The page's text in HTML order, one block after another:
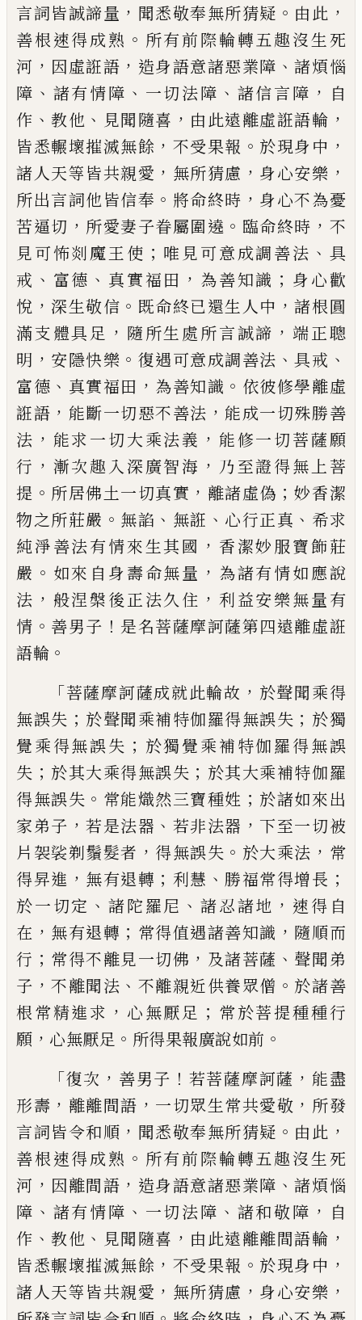
言詞皆誠諦量 ， 聞悉敬奉無所猜疑 。 由此 ，
善根速得成熟 。 所有前際輪轉五趣沒生死
河 ， 因虛誑語 ， 造身語意諸惡業障 、諸煩惱
障 、 諸有情障 、 一切法障 、 諸信言障 ， 自
作 、教他 、 見聞隨喜 ， 由此遠離虛誑語輪 ，
皆悉輾壞摧滅無餘 ， 不受果報 。 於現身中 ，
諸人天等皆共親愛 ， 無所猜慮 ， 身心安樂 ，
所出言詞他皆信奉 。 將命終時 ， 身心不為憂
苦逼切 ， 所愛妻子眷屬圍遶 。 臨命終時 ， 不
見可怖剡魔王使 ； 唯 見可意成調善法 、 具
戒 、 富德 、 真實福田 ， 為善知識 ； 身心歡
悅 ， 深生敬信 。 既命終已還生人中 ，諸根圓
滿支體具足 ， 隨所生處所言誠諦 ， 端正聰
明 ， 安隱快樂 。 復遇可意成調善法 、具戒 、
富德 、 真實福田 ， 為善知識 。 依彼修學離虛
誑語 ， 能斷一切惡不善法 ， 能成一切殊勝善
法 ， 能求一切大乘法義 ， 能修一切菩薩願
行 ， 漸次趣 入深廣智海 ， 乃至證得無 上菩
提 。 所居佛土一切真實 ， 離諸虛偽 ； 妙香潔
物之所莊嚴 。 無諂 、 無誑 、 心行正真 、 希求
純淨善法有情來生其國 ， 香潔妙服寶飾莊
嚴 。 如來自身壽命無量 ， 為諸有情如應說
法 ， 般涅槃後正法久住 ， 利益安樂無量有
情 。 善男子 ！ 是名菩薩摩訶薩第四遠離虛誑
語輪 。
「菩薩摩訶薩成就此輪故 ， 於聲聞乘得
無誤失 ； 於聲聞乘補特伽羅得無誤失 ； 於獨
覺乘得無誤失 ； 於獨覺乘補特伽羅得無誤
失 ； 於其大乘得無誤失 ； 於其大乘補特伽羅
得無誤失 。 常能熾然三寶種姓 ； 於諸如來出
家弟子 ，若是法器 、 若非法器 ， 下至一切被
片袈裟剃鬚髮者 ， 得無誤失 。 於大乘法 ， 常
得昇進 ， 無有退轉 ； 利慧 、 勝福常得增長 ；
於一切定 、 諸陀羅尼 、 諸忍諸地 ， 速得自
在 ， 無有退轉 ； 常得值遇諸善知識 ， 隨順而
行 ； 常得不離見一切佛 ， 及諸菩薩 、 聲聞弟
子 ，不離聞法 、 不離親近供養眾僧 。 於諸善
根常精進求 ， 心無厭足 ； 常於菩提種種行
願 ， 心無厭足 。 所得果報廣說如前 。
「復次 ， 善男子 ！ 若菩薩摩訶薩 ， 能盡
形壽 ， 離離間語 ， 一切眾生常共愛敬 ， 所發
言詞皆令和順 ， 聞悉敬奉無所猜疑 。 由此 ，
善根速得成熟 。 所有前際輪轉五趣沒生死
河 ， 因離間語 ， 造身語意諸惡業障 、諸煩惱
障 、 諸有情障 、 一切法障 、 諸和敬障 ， 自
作 、教他 、 見聞隨喜 ， 由此遠離離間語輪 ，
皆悉輾壞摧滅無餘 ， 不受果報 。 於現身中 ，
諸人天等皆共親愛 ， 無所猜慮 ， 身心安樂 ，